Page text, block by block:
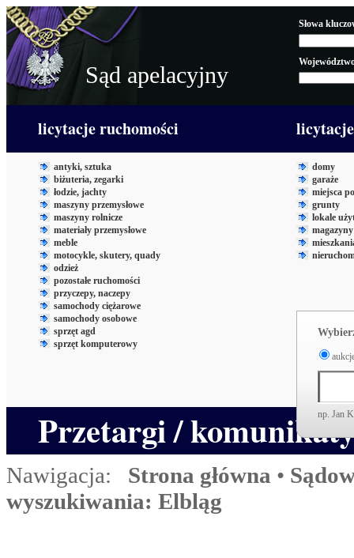
Sąd apelacyjny
Słowa
licytacje ruchomości
antyki, sztuka
biżuteria, zegarki
łodzie, jachty
maszyny przemysłowe
maszyny rolnicze
materiały przemysłowe
meble
motocykle, skutery, quady
odzież
pozostałe ruchomości
przyczepy, naczepy
samochody ciężarowe
samochody osobowe
sprzęt agd
sprzęt komputerowy
domy
garaże
miejsca
grunty
lokale
Przetargi / np. Jan
Nawigacja: Strona główna •
wyszukiwania: Elbląg